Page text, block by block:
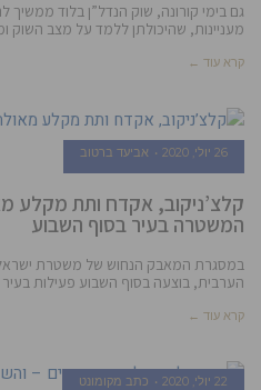
גם בימי קורונה, שוק הנדל”ן בלוד
מעניינות, שהיכולתן ללמד על מצב השוק
קרא עוד ←
26 יולי, 2020 אביעד ברטוב
קלצ’ניקוב, אקדח ותת מקלע
המשטרה בעיר בסוף השבוע
במסגרת המאבק הנחוש של משטרת ישראל
הערבית, בוצעה בסוף השבוע פעילות
קרא עוד ←
22 יולי, 2020 כתב מקומונט